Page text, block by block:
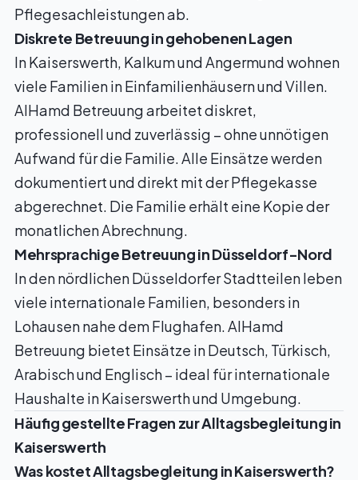
Pflegesachleistungen ab.
Diskrete Betreuung in gehobenen Lagen
In Kaiserswerth, Kalkum und Angermund wohnen
viele Familien in Einfamilienhäusern und Villen.
AlHamd Betreuung arbeitet diskret,
professionell und zuverlässig – ohne unnötigen
Aufwand für die Familie. Alle Einsätze werden
dokumentiert und direkt mit der Pflegekasse
abgerechnet. Die Familie erhält eine Kopie der
monatlichen Abrechnung.
Mehrsprachige Betreuung in Düsseldorf-Nord
In den nördlichen Düsseldorfer Stadtteilen leben
viele internationale Familien, besonders in
Lohausen nahe dem Flughafen. AlHamd
Betreuung bietet Einsätze in Deutsch, Türkisch,
Arabisch und Englisch – ideal für internationale
Haushalte in Kaiserswerth und Umgebung.
Häufig gestellte Fragen zur Alltagsbegleitung in
Kaiserswerth
Was kostet Alltagsbegleitung in Kaiserswerth?